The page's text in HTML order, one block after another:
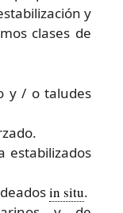
y
clases de
y / o taludes
estabilizados
in situ.